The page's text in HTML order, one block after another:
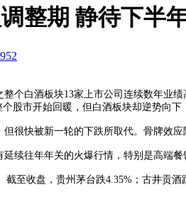
整期 静待下半
白酒板块13家上市公司连续数年业
股市开始回暖，但白酒板块却逆势向
快被新一轮的下跌所取代。骨牌效应
往年年关的火爆行情，特别是高端餐
收盘，贵州茅台跌4.35%；古井贡酒